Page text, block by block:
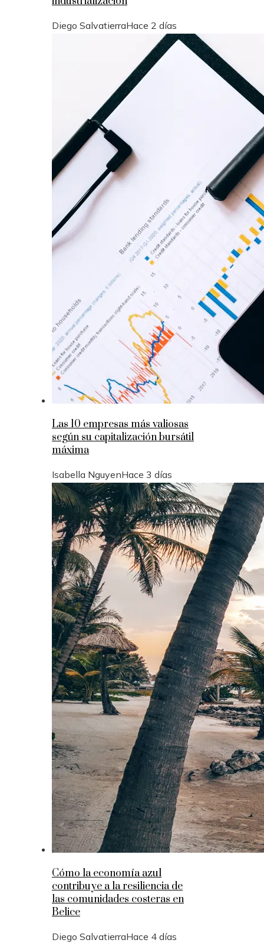
Diego SalvatierraHace 2 días
Las 10 empresas más valiosas
según su capitalización bursátil
máxima
Isabella NguyenHace 3 días
Cómo la economía azul
contribuye a la resiliencia de
las comunidades costeras en
Belice
Diego SalvatierraHace 4 días